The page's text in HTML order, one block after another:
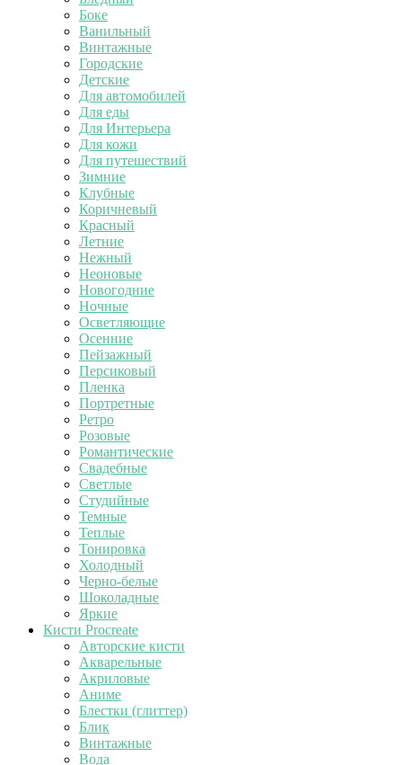
Боке
Ванильный
Винтажные
Городские
Детские
Для автомобилей
Для еды
Для Интерьера
Для кожи
Для путешествий
Зимние
Клубные
Коричневый
Красный
Летние
Нежный
Неоновые
Новогодние
Ночные
Осветляющие
Осенние
Пейзажный
Персиковый
Пленка
Портретные
Ретро
Розовые
Романтические
Свадебные
Светлые
Студийные
Темные
Теплые
Тонировка
Холодный
Черно-белые
Шоколадные
Яркие
Кисти Procreate
Авторские кисти
Акварельные
Акриловые
Аниме
Блестки (глиттер)
Блик
Винтажные
Вода